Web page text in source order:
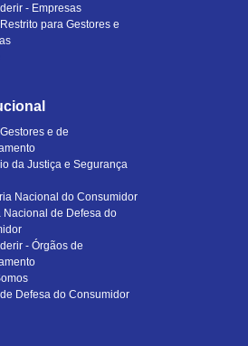
- Empresas
para Gestores e
e de
da Justiça e Segurança
Nacional do Consumidor
Nacional de Defesa do
- Órgãos de
Defesa do Consumidor